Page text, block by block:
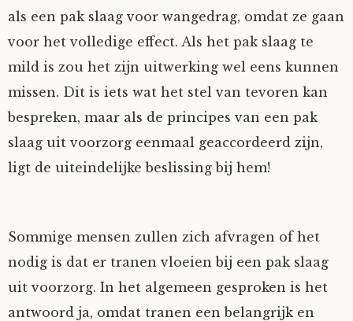
als een pak slaag voor wangedrag, omdat ze gaan
voor het volledige effect. Als het pak slaag te
mild is zou het zijn uitwerking wel eens kunnen
missen. Dit is iets wat het stel van tevoren kan
bespreken, maar als de principes van een pak
slaag uit voorzorg eenmaal geaccordeerd zijn,
ligt de uiteindelijke beslissing bij hem!
Sommige mensen zullen zich afvragen of het
nodig is dat er tranen vloeien bij een pak slaag
uit voorzorg. In het algemeen gesproken is het
antwoord ja, omdat tranen een belangrijk en